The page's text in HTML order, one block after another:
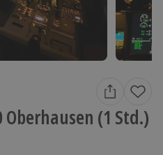
(1 Std.)